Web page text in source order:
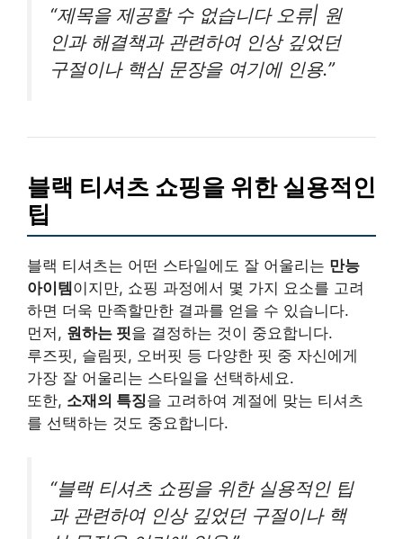
“제목을 제공할 수 없습니다 오류| 원
인과 해결책과 관련하여 인상 깊었던
구절이나 핵심 문장을 여기에 인용.”
블랙 티셔츠 쇼핑을 위한 실용적인
팁
블랙 티셔츠는 어떤 스타일에도 잘 어울리는 만능
아이템이지만, 쇼핑 과정에서 몇 가지 요소를 고려
하면 더욱 만족할만한 결과를 얻을 수 있습니다.
먼저, 원하는 핏을 결정하는 것이 중요합니다.
루즈핏, 슬림핏, 오버핏 등 다양한 핏 중 자신에게
가장 잘 어울리는 스타일을 선택하세요.
또한, 소재의 특징을 고려하여 계절에 맞는 티셔츠
를 선택하는 것도 중요합니다.
“블랙 티셔츠 쇼핑을 위한 실용적인 팁
과 관련하여 인상 깊었던 구절이나 핵